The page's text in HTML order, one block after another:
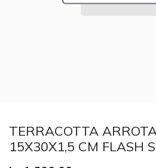
TERRACOTTA
15X30X1,5 CM FLASH